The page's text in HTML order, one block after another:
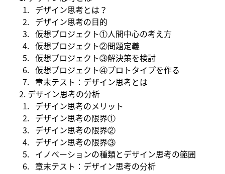
​デザイン思考とは？
デザイン思考の目的
仮想プロジェクト①人間中心の考え方
仮想プロジェクト②問題定義
仮想プロジェクト③解決策を検討
仮想プロジェクト④プロトタイプを作る
章末テスト：デザイン思考とは
2. ​​デザイン思考の分析
​デザイン思考のメリット
デザイン思考の限界①
デザイン思考の限界②
デザイン思考の限界③
イノべーションの種類とデザイン思考の範囲
章末テスト：デザイン思考の分析